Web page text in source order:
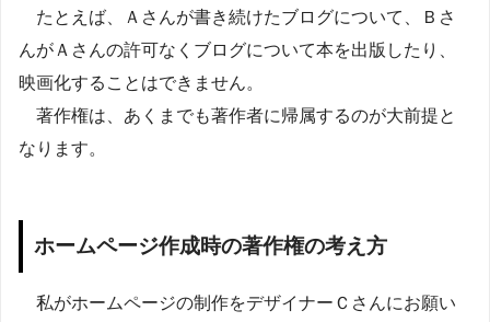
たとえば、Ａさんが書き続けたブログについて、Ｂさ
んがＡさんの許可なくブログについて本を出版したり、
映画化することはできません。
著作権は、あくまでも著作者に帰属するのが大前提と
なります。
ホームページ作成時の著作権の考え方
私がホームページの制作をデザイナーＣさんにお願い